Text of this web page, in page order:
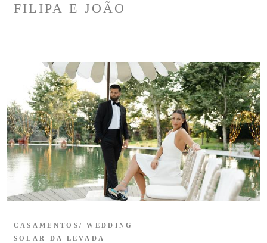
FILIPA E JOÃO
CASAMENTOS/ WEDDING
SOLAR DA LEVADA